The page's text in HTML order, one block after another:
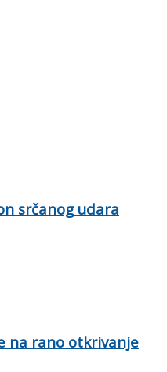
srčanog udara
na rano otkrivanje